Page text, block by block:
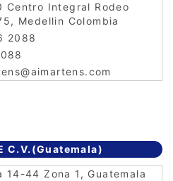
Centro Integral Rodeo
Medellin Colombia
2088
C.V.(Guatemala)
14-44 Zona 1, Guatemala